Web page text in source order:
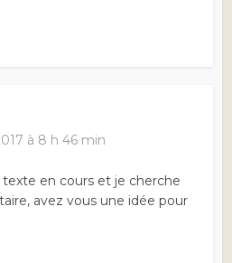
à 8 h 46 min
texte en cours et je cherche
avez vous une idée pour